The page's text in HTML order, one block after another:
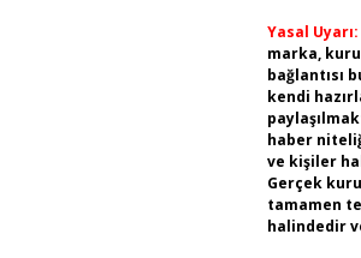
Yasal Uyarı:
marka,
bağlantısı
kendi
haber
ve kişiler
Gerçek
tamamen
halindedir